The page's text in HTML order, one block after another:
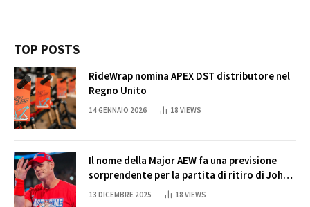
TOP POSTS
RideWrap nomina APEX DST distributore nel
Regno Unito
14 GENNAIO 2026 18 VIEWS
Il nome della Major AEW fa una previsione
sorprendente per la partita di ritiro di John
Cena
13 DICEMBRE 2025 18 VIEWS